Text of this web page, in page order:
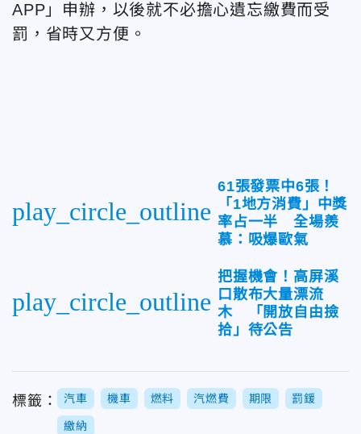
APP」申辦，以後就不必擔心遺忘繳費而受
罰，省時又方便。
play_circle_outline
61張發票中6張！
「1地方消費」中獎
率占一半 全場羨
慕：吸爆歐氣
play_circle_outline
把握機會！高屏溪
口散布大量漂流
木 「開放自由撿
拾」待公告
標籤： 汽車 機車 燃料 汽燃費 期限 罰鍰
繳納